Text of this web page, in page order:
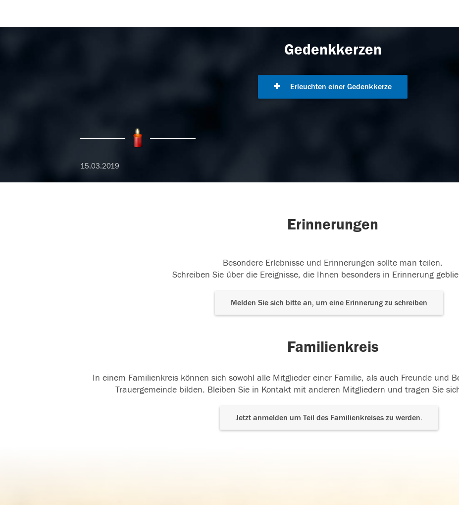
Gedenkkerzen
Erleuchten einer Gedenkkerze
15.03.2019
Erinnerungen
Besondere Erlebnisse und Erinnerungen sollte man teilen.
Schreiben Sie über die Ereignisse, die Ihnen besonders in Erinnerung
Melden Sie sich bitte an, um eine Erinnerung zu schreiben
Familienkreis
In einem Familienkreis können sich sowohl alle Mitglieder einer Familie, als auch Freunde und
Trauergemeinde bilden. Bleiben Sie in Kontakt mit anderen Mitgliedern und tragen Sie
Jetzt anmelden um Teil des Familienkreises zu werden.